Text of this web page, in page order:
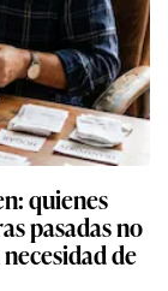
quienes
pasadas no
de